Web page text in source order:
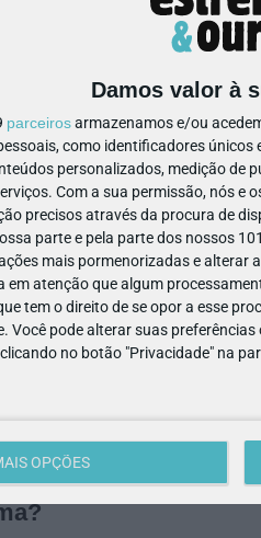
Damos valor à
parceirosarmazenamos e/ou
como identificadores
personalizados, medição de
Com a sua permissão, nós e
precisos através da procura de
parte e pela parte dos nossos
mais pormenorizadas e alterar
em atenção que algum
tem o direito de se opor a esse
Você pode alterar suas
no botão "Privacidade" na
OPÇÕES
criar conteúdos em diferentes
mas entender quem as
vivemos numa era em
literacia é transversal a todas
em qualquer contexto.
conteúdos,
para uma sociedade mais